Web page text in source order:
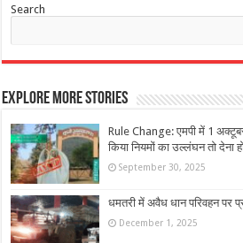
Search
Explore More Stories
Rule Change: एमपी में 1
किया नियमों का उल्‍लंघन तो देना
September 30, 2025
धमतरी में अवैध धान परिवहन पर
December 1, 2025